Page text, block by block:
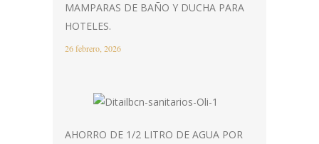
MAMPARAS DE BAÑO Y DUCHA PARA
HOTELES.
26 febrero, 2026
AHORRO DE 1/2 LITRO DE AGUA POR